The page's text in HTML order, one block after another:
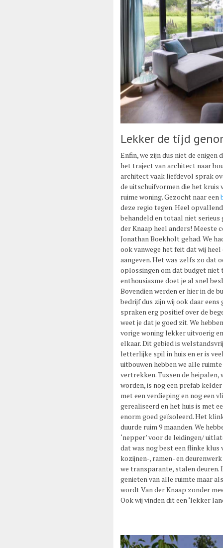
Lekker de tijd
Enfin, we zijn dus niet de
het traject van architect naar
architect vaak liefdevol sprak
de uitschuifvormen die het
ruime woning. Gezocht naar een
deze regio tegen. Heel
behandeld en totaal niet serieus
der Knaap heel anders! Meeste
Jonathan Boekholt gehad. We
ook vanwege het feit dat wij
aangeven. Het was zelfs zo dat
oplossingen om dat budget
enthousiasme doet je al snel
Bovendien werden er hier in de
bedrijf dus zijn wij ook daar
spraken erg positief over de
weet je dat je goed zit. We
vorige woning lekker uitvoerig
elkaar. Dit gebied is
letterlijke spil in huis en er is
uitbouwen hebben we alle
vertrekken. Tussen de
worden, is nog een prefab
met een verdieping en nog een
gerealiseerd en het huis is met
enorm goed geïsoleerd. Het
duurde ruim 9 maanden. We
‘nepper’ voor de leidingen/
dat was nog best een flinke
kozijnen-, ramen- en
we transparante, stalen deuren.
genieten van alle ruimte maar
wordt Van der Knaap zonder
Ook wij vinden dit een ‘lekker